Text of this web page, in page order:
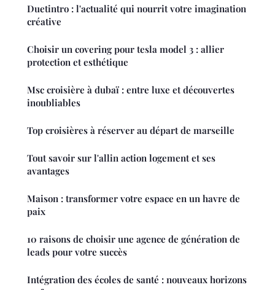
Duetintro : l'actualité qui nourrit votre imagination
créative
Choisir un covering pour tesla model 3 : allier
protection et esthétique
Msc croisière à dubaï : entre luxe et découvertes
inoubliables
Top croisières à réserver au départ de marseille
Tout savoir sur l'allin action logement et ses
avantages
Maison : transformer votre espace en un havre de
paix
10 raisons de choisir une agence de génération de
leads pour votre succès
Intégration des écoles de santé : nouveaux horizons